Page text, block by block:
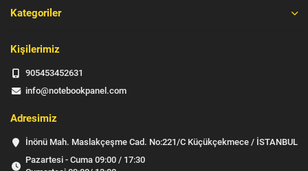
Kategoriler
Kişilerimiz
905453452631
info@notebookpanel.com
Adresimiz
İnönü Mah. Maslakçeşme Cad. No:221/C Küçükçekmece / İSTANBUL
Pazartesi - Cuma 09:00 / 17:30